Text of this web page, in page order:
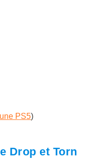
PS5)
Drop et Torn